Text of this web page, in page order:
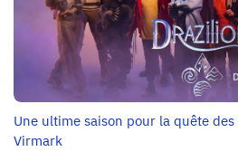
Une ultime saison pour la quête
Virmark